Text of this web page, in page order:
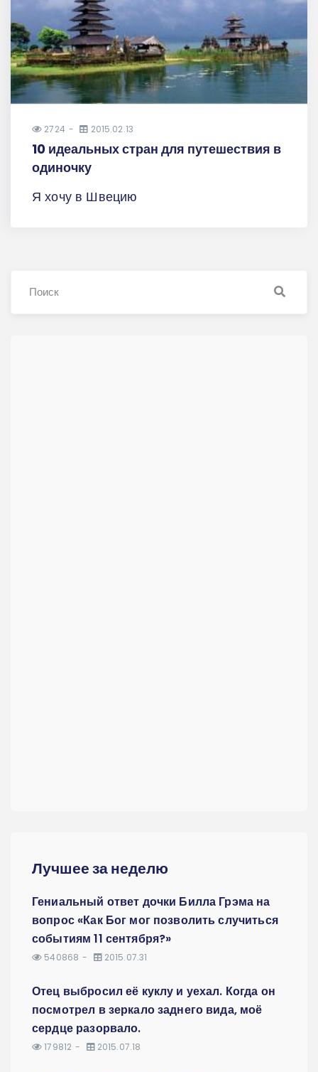
2724 2015.02.13
10 идеальных стран для путешествия в
одиночку
Я хочу в Швецию
Лучшее за неделю
Гениальный ответ дочки Билла Грэма на
вопрос «Как Бог мог позволить случиться
событиям 11 сентября?»
540868 2015.07.31
Отец выбросил её куклу и уехал. Когда он
посмотрел в зеркало заднего вида, моё
сердце разорвало.
179812 2015.07.18